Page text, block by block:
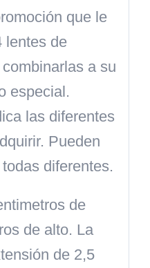
que le
lentes de
a su
especial.
las diferentes
Pueden
diferentes.
de
de alto. La
de 2,5